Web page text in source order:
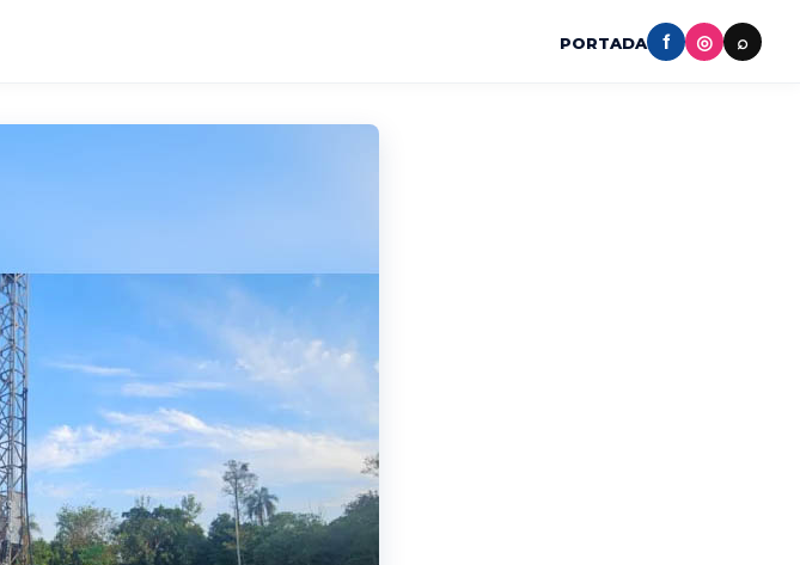
PORTADA f ◎ ⌕